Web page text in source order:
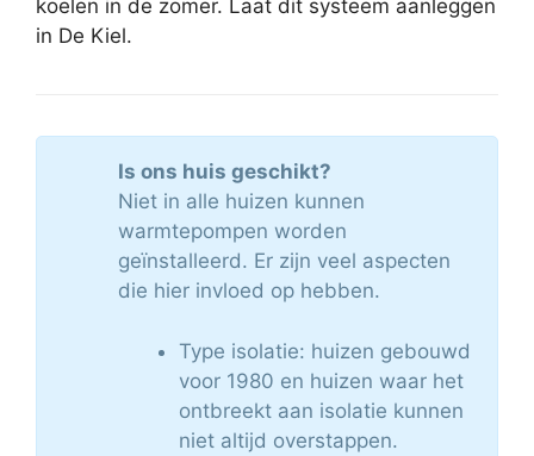
koelen in de zomer. Laat dit systeem aanleggen
in De Kiel.
Is ons huis geschikt?
Niet in alle huizen kunnen
warmtepompen worden
geïnstalleerd. Er zijn veel aspecten
die hier invloed op hebben.
Type isolatie: huizen gebouwd
voor 1980 en huizen waar het
ontbreekt aan isolatie kunnen
niet altijd overstappen.